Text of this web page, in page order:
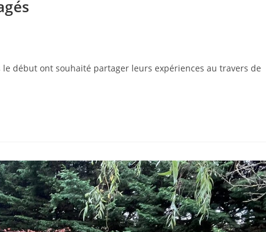
début ont souhaité partager leurs expériences au travers de